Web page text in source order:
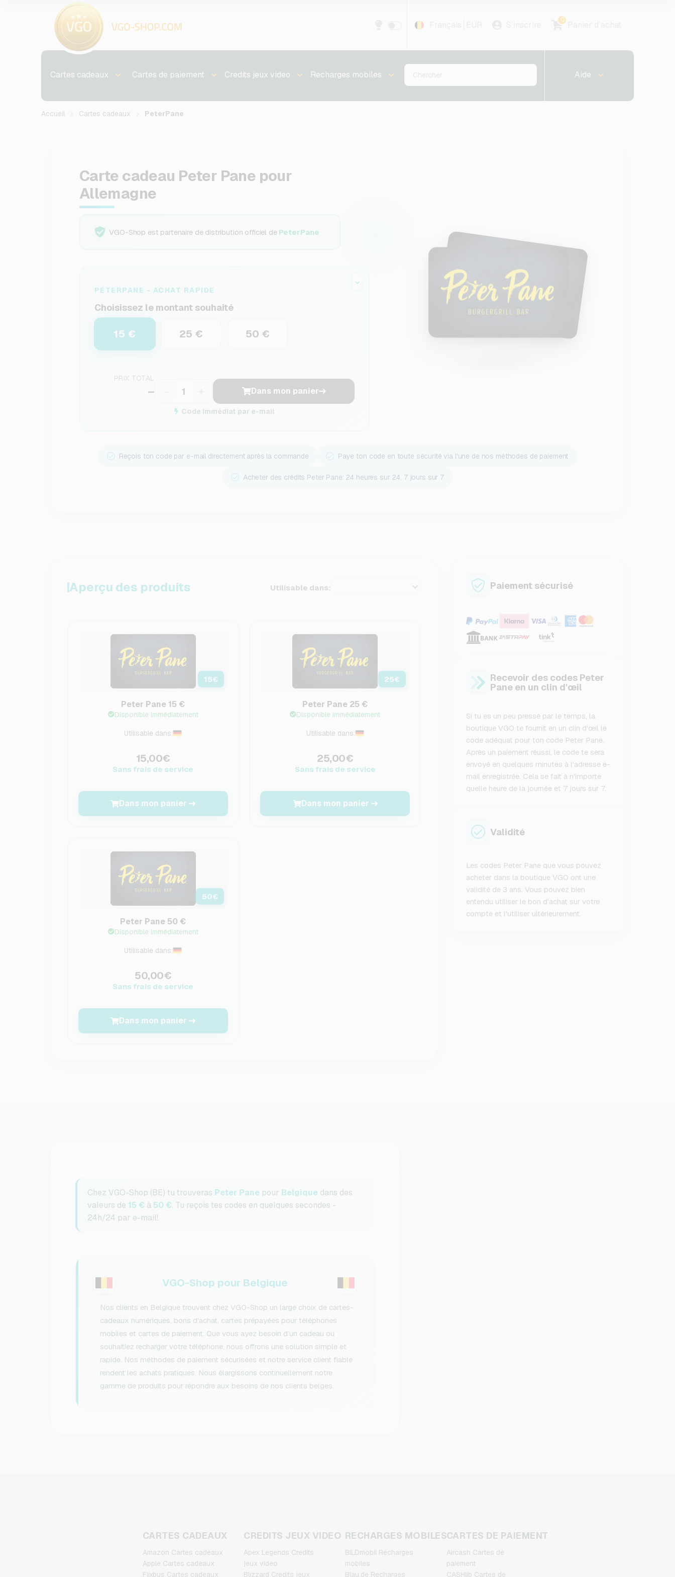
0
Cartes cadeaux Cartes de paiement Credits jeux video Recharges mobiles Aide
Accueil Cartes cadeaux PeterPane
Carte cadeau Peter Pane pour
Allemagne
VGO-Shop est partenaire de distribution officiel de PeterPane
PETERPANE - ACHAT RAPIDE
Choisissez le montant souhaité
15 € 25 € 50 €
PRIX TOTAL
– Dans mon panier
Code immédiat par e-mail
Reçois ton code par e-mail directement après la commande Paye ton code en toute sécurité via l'une de nos méthodes de paiement
Acheter des crédits Peter Pane: 24 heures sur 24, 7 jours sur 7
Aperçu des produits Utilisable dans:
15€
Peter Pane 15 €
Disponible immédiatement
Utilisable dans:
15,00€
Sans frais de service
Dans mon panier
25€
Peter Pane 25 €
Disponible immédiatement
Utilisable dans:
25,00€
Sans frais de service
Dans mon panier
50€
Peter Pane 50 €
Disponible immédiatement
Utilisable dans:
50,00€
Sans frais de service
Dans mon panier
Paiement sécurisé
Recevoir des codes Peter
Pane en un clin d'œil
Si tu es un peu pressé par le temps, la
boutique VGO te fournit en un clin d'œil le
code adéquat pour ton code Peter Pane.
Après un paiement réussi, le code te sera
envoyé en quelques minutes à l'adresse e-
mail enregistrée. Cela se fait à n'importe
quelle heure de la journée et 7 jours sur 7.
Validité
Les codes Peter Pane que vous pouvez
acheter dans la boutique VGO ont une
validité de 3 ans. Vous pouvez bien
entendu utiliser le bon d'achat sur votre
compte et l'utiliser ultérieurement.
Chez VGO-Shop (BE) tu trouveras Peter Pane pour Belgique dans des
valeurs de 15 € à 50 €. Tu reçois tes codes en quelques secondes -
24h/24 par e-mail!
VGO-Shop pour Belgique
Nos clients en Belgique trouvent chez VGO-Shop un large choix de cartes-
cadeaux numériques, bons d'achat, cartes prépayées pour téléphones
mobiles et cartes de paiement. Que vous ayez besoin d’un cadeau ou
souhaitiez recharger votre téléphone, nous offrons une solution simple et
rapide. Nos méthodes de paiement sécurisées et notre service client fiable
rendent les achats pratiques. Nous élargissons continuellement notre
gamme de produits pour répondre aux besoins de nos clients belges.
CARTES CADEAUX
Amazon Cartes cadeaux
Apple Cartes cadeaux
Flixbus Cartes cadeaux
CREDITS JEUX VIDEO
Apex Legends Credits
jeux video
Blizzard Credits jeux
RECHARGES MOBILES
BILDmobil Recharges
mobiles
Blau.de Recharges
CARTES DE PAIEMENT
Aircash Cartes de
paiement
CASHlib Cartes de